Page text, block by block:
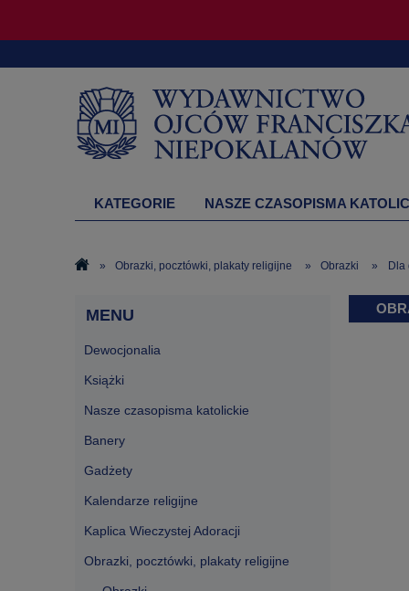
KATEGORIE NASZE CZASOPISMA
» Obrazki, pocztówki, plakaty religijne » Obrazki » Dla
MENU
Dewocjonalia
Książki
Nasze czasopisma katolickie
Banery
Gadżety
Kalendarze religijne
Kaplica Wieczystej Adoracji
Obrazki, pocztówki, plakaty religijne